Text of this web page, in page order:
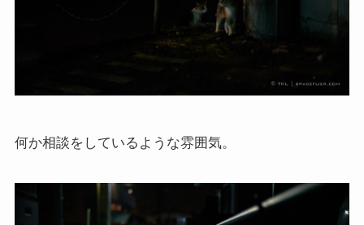
何か相談をしているような雰囲気。